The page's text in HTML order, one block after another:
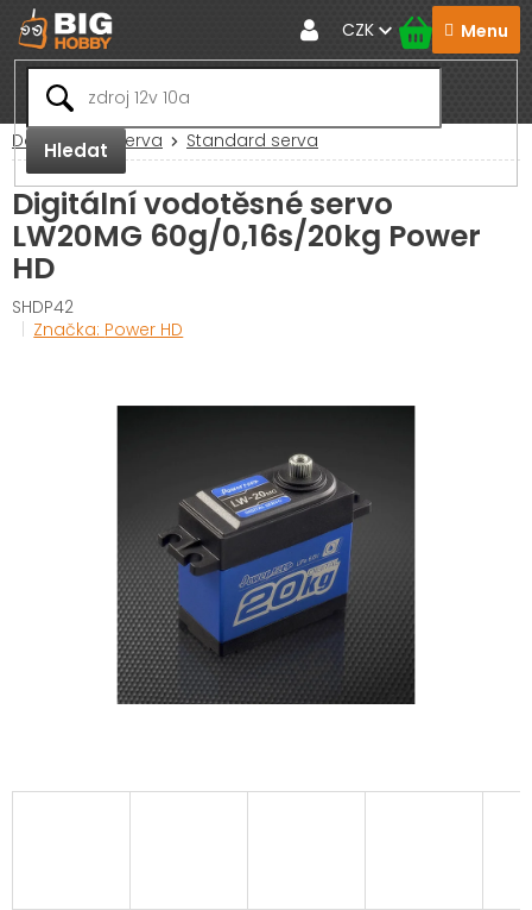
Přejít
na
obsah
Hledat
CZK
Domů RC Serva Standard serva
Digitální vodotěsné servo
LW20MG 60g/0,16s/20kg Power
HD
SHDP42
Značka: Power HD